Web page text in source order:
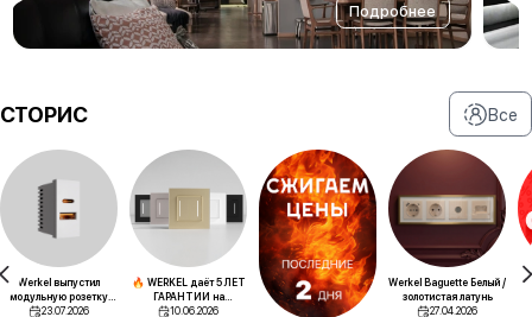
Подробнее
СТОРИС Все
Werkel выпустил
модульную розетку
для напольных лючков
23.07.2026
🔥 WERKEL даёт 5 ЛЕТ
ГАРАНТИИ на
сенсорные
10.06.2026
Werkel Baguette Белый /
золотистая латунь
27.04.2026